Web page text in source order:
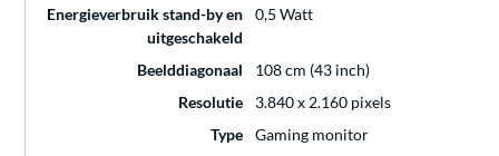
Energieverbruik stand-by en
uitgeschakeld
0,5 Watt
Beelddiagonaal
108 cm (43 inch)
Resolutie
3.840 x 2.160 pixels
Type
Gaming monitor